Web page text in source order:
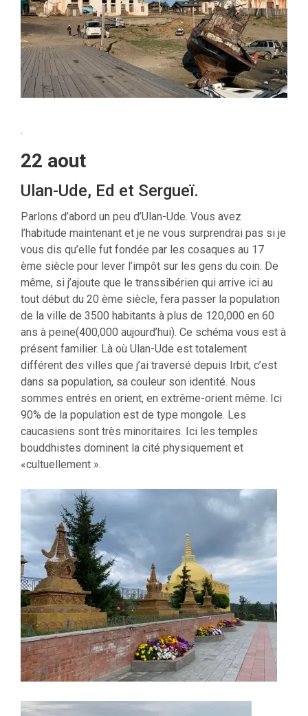
.
22 aout
Ulan-Ude, Ed et Sergueï.
Parlons d’abord un peu d’Ulan-Ude. Vous avez
l’habitude maintenant et je ne vous surprendrai pas si je
vous dis qu’elle fut fondée par les cosaques au 17
ème siècle pour lever l’impôt sur les gens du coin. De
même, si j’ajoute que le transsibérien qui arrive ici au
tout début du 20 ème siècle, fera passer la population
de la ville de 3500 habitants à plus de 120,000 en 60
ans à peine(400,000 aujourd’hui). Ce schéma vous est à
présent familier. Là où Ulan-Ude est totalement
différent des villes que j’ai traversé depuis Irbit, c’est
dans sa population, sa couleur son identité. Nous
sommes entrés en orient, en extrême-orient même. Ici
90% de la population est de type mongole. Les
caucasiens sont très minoritaires. Ici les temples
bouddhistes dominent la cité physiquement et
«cultuellement ».